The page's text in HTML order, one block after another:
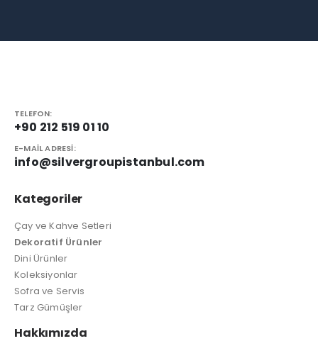
TELEFON:
+90 212 519 01 10
E-MAIL ADRESI:
info@silvergroupistanbul.com
Kategoriler
Çay ve Kahve Setleri
Dekoratif Ürünler
Dini Ürünler
Koleksiyonlar
Sofra ve Servis
Tarz Gümüşler
Hakkımızda